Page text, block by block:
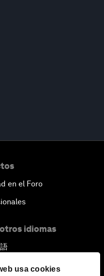
usa cookies
en el Foro
idiomas